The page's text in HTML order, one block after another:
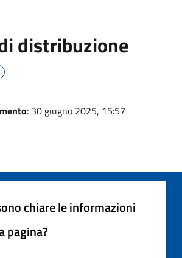
distribuzione
: 30 giugno 2025, 15:57
chiare le informazioni
pagina?